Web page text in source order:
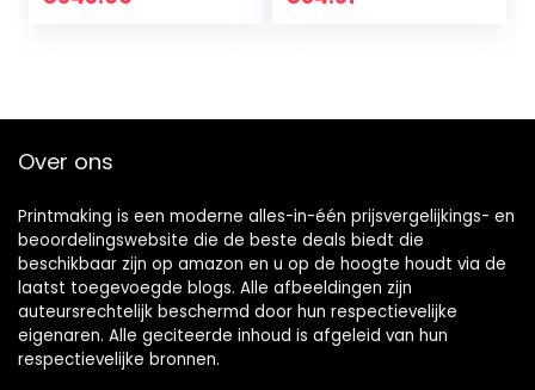
Over ons
Printmaking is een moderne alles-in-één prijsvergelijkings- en
beoordelingswebsite die de beste deals biedt die
beschikbaar zijn op amazon en u op de hoogte houdt via de
laatst toegevoegde blogs. Alle afbeeldingen zijn
auteursrechtelijk beschermd door hun respectievelijke
eigenaren. Alle geciteerde inhoud is afgeleid van hun
respectievelijke bronnen.